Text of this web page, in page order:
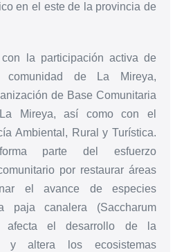
en el este de la provincia de
la participación activa de
de La Mireya,
de Base Comunitaria
Mireya, así como con el
Ambiental, Rural y Turística.
parte del esfuerzo
por restaurar áreas
el avance de especies
paja canalera (Saccharum
afecta el desarrollo de la
y altera los ecosistemas